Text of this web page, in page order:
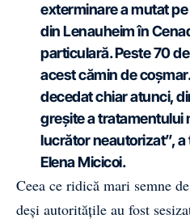
exterminare a mutat
din Lenauheim în
particulară. Peste 70
acest cămin de
decedat chiar atunci,
greșite a tratamentului
lucrător neautorizat”,
Elena Micicoi.
Ceea ce ridică mari semne
deși autoritățile au fost